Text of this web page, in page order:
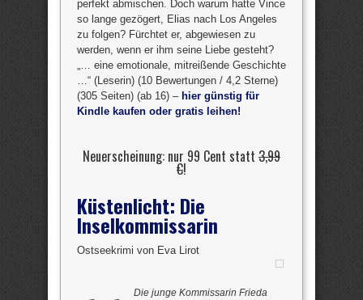
perfekt abmischen. Doch warum hatte Vince
so lange gezögert, Elias nach Los Angeles
zu folgen? Fürchtet er, abgewiesen zu
werden, wenn er ihm seine Liebe gesteht?
„… eine emotionale, mitreißende Geschichte
…“ (Leserin) (10 Bewertungen / 4,2 Sterne)
(305 Seiten) (ab 16) – hier günstig für
Kindle kaufen oder gratis leihen!
Neuerscheinung: nur 99 Cent statt 3,99
€!
Küstenlicht: Die
Inselkommissarin
Ostseekrimi von Eva Lirot
Die junge Kommissarin Frieda